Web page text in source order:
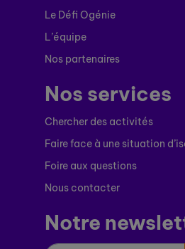
Le Défi Ogénie
L’équipe
Nos partenaires
Nos services
Chercher des activités
Faire face à une situation
Foire aux questions
Nous contacter
Notre